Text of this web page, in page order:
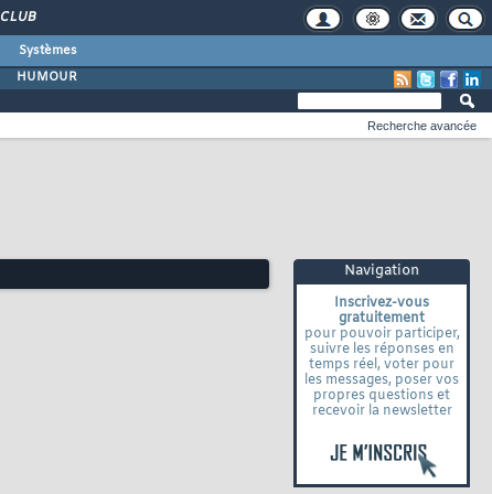
CLUB
Systèmes
HUMOUR
Navigation
Inscrivez-vous
gratuitement
pour pouvoir participer,
suivre les réponses en
temps réel, voter pour
les messages, poser vos
propres questions et
recevoir la newsletter
Recherche avancée